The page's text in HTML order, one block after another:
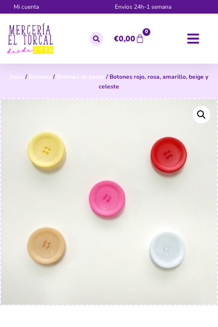
Mi cuenta Envíos 24h-1 semana
€0,00
0
Inicio / Botones / Botones de pasta / Botones rojo, rosa, amarillo, beige y
celeste